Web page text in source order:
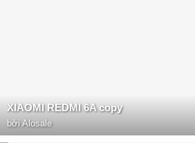
XIAOMI REDMI 6A copy
bởiAlosale